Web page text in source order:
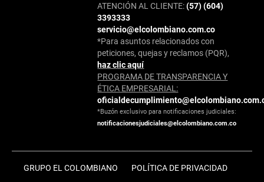
ATENCIÓN AL CLIENTE:(57) (604)
3393333
servicio@elcolombiano.com.co
*Para asuntos relacionados con
peticiones, quejas y reclamos (PQR),
haz clic aquí
PROGRAMA DE TRANSPARENCIA Y
ÉTICA EMPRESARIAL:
*Buzón exclusivo para notificaciones judiciales:
notificacionesjudiciales@elcolombiano.com.co
GRUPO EL COLOMBIANO POLÍTICA DE PRIVACIDAD